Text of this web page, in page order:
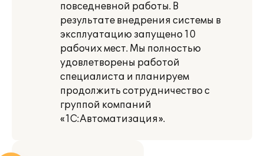
повседневной работы. В
результате внедрения системы в
эксплуатацию запущено 10
рабочих мест. Мы полностью
удовлетворены работой
специалиста и планируем
продолжить сотрудничество с
группой компаний
«1С:Автоматизация».